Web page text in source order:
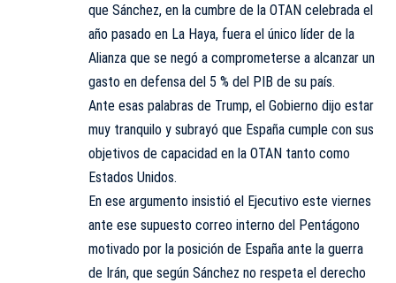
que Sánchez, en la cumbre de la OTAN celebrada el
año pasado en La Haya, fuera el único líder de la
Alianza que se negó a comprometerse a alcanzar un
gasto en defensa del 5 % del PIB de su país.
Ante esas palabras de Trump, el Gobierno dijo estar
muy tranquilo y subrayó que España cumple con sus
objetivos de capacidad en la OTAN tanto como
Estados Unidos.
En ese argumento insistió el Ejecutivo este viernes
ante ese supuesto correo interno del Pentágono
motivado por la posición de España ante la guerra
de Irán, que según Sánchez no respeta el derecho